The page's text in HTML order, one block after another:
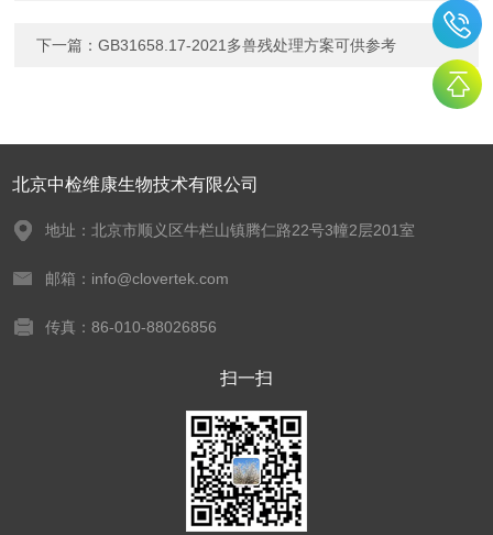
下一篇：GB31658.17-2021多兽残处理方案可供参考
北京中检维康生物技术有限公司
地址：北京市顺义区牛栏山镇腾仁路22号3幢2层201室
邮箱：info@clovertek.com
传真：86-010-88026856
扫一扫